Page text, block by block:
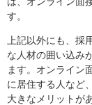
す。
上記以外にも、採
な人材の囲い込み
ます。オンライン
に居住する人など
大きなメリットが